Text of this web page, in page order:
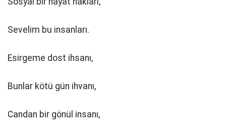
Sevelim bu insanları.
Esirgeme dost ihsanı,
Bunlar kötü gün ihvanı,
Candan bir gönül insanı,